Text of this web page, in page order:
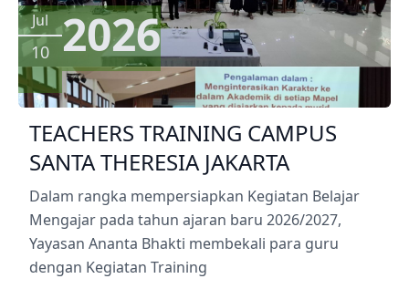
Jul
10 2026
TEACHERS TRAINING CAMPUS
SANTA THERESIA JAKARTA
Dalam rangka mempersiapkan Kegiatan Belajar
Mengajar pada tahun ajaran baru 2026/2027,
Yayasan Ananta Bhakti membekali para guru
dengan Kegiatan Training